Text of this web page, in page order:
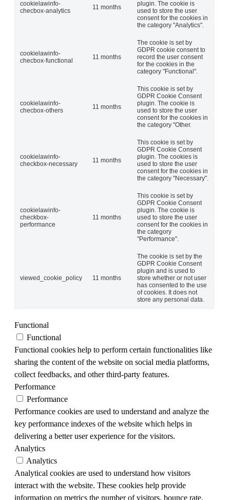
cookielawinfo-
checbox-analytics
11 months
plugin. The cookie is
used to store the user
consent for the cookies in
the category "Analytics".
cookielawinfo-
checbox-functional
11 months
The cookie is set by
GDPR cookie consent to
record the user consent
for the cookies in the
category "Functional".
cookielawinfo-
checbox-others
11 months
This cookie is set by
GDPR Cookie Consent
plugin. The cookie is
used to store the user
consent for the cookies in
the category "Other.
cookielawinfo-
checkbox-necessary
11 months
This cookie is set by
GDPR Cookie Consent
plugin. The cookies is
used to store the user
consent for the cookies in
the category "Necessary".
cookielawinfo-
checkbox-
performance
11 months
This cookie is set by
GDPR Cookie Consent
plugin. The cookie is
used to store the user
consent for the cookies in
the category
"Performance".
viewed_cookie_policy 11 months
The cookie is set by the
GDPR Cookie Consent
plugin and is used to
store whether or not user
has consented to the use
of cookies. It does not
store any personal data.
Functional
Functional
Functional cookies help to perform certain functionalities like
sharing the content of the website on social media platforms,
collect feedbacks, and other third-party features.
Performance
Performance
Performance cookies are used to understand and analyze the
key performance indexes of the website which helps in
delivering a better user experience for the visitors.
Analytics
Analytics
Analytical cookies are used to understand how visitors
interact with the website. These cookies help provide
information on metrics the number of visitors, bounce rate,